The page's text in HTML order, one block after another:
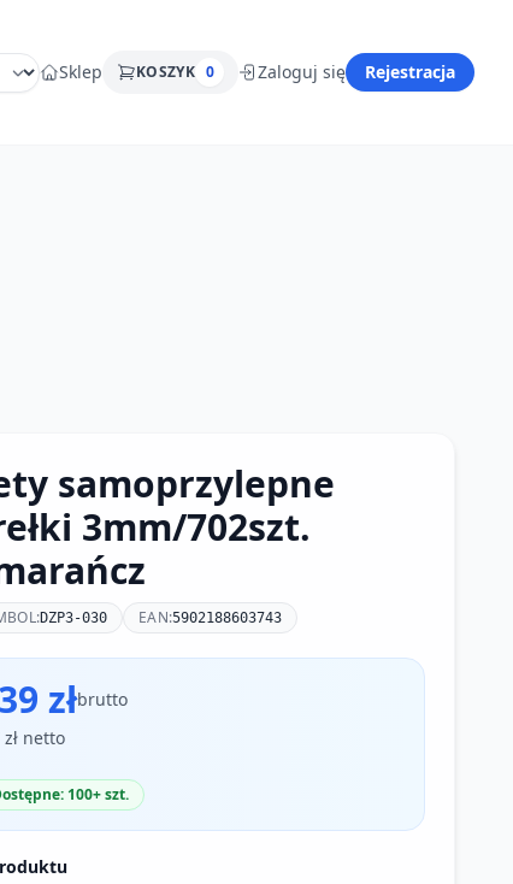
Sklep KOSZYK 0 Zaloguj się Rejestracja
samoprzylepne
3mm/702szt.
DZP3-030 EAN:5902188603743
złbrutto
netto
100+ szt.